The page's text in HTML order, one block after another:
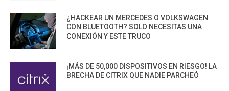
¿HACKEAR UN MERCEDES O VOLKSWAGEN
CON BLUETOOTH? SOLO NECESITAS UNA
CONEXIÓN Y ESTE TRUCO
¡MÁS DE 50,000 DISPOSITIVOS EN RIESGO! LA
BRECHA DE CITRIX QUE NADIE PARCHEÓ